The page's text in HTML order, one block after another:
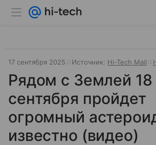
17 сентября 2025 Источник: Hi-Tech Mail
Рядом с Землей 18
сентября пройдет
огромный
известно (видео)